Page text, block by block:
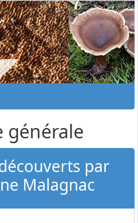
générale
par
Malagnac